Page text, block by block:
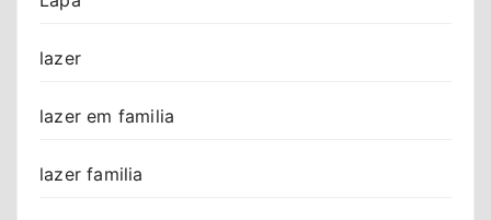
lazer
lazer em familia
lazer familia